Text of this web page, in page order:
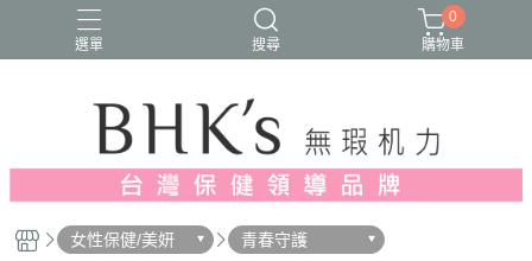
選單 搜尋
人氣推薦 多入優惠 日常維他命
漢方養生
蔓越莓/私密保養
0
購物車
女性保健/美妍 青春守護